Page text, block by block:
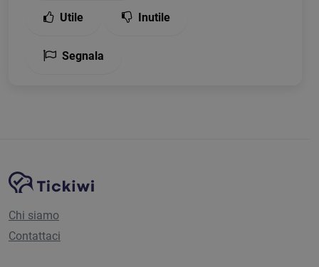
Utile Inutile
Segnala
Navigazione del sito
Piattaforma Tickiwi
Chi siamo
Contattaci